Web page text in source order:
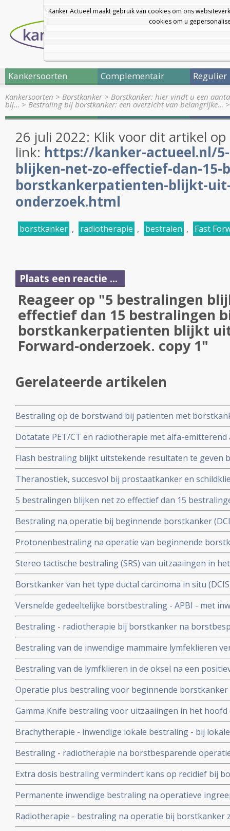
Kanker Actueel maakt gebruik van cookies om ons
cookies om u
Kankersoorten Complementair Regulier
Kankersoorten > Borstkanker> Borstkanker: hier vindt u een
bij… > Bestraling bij borstkanker: een overzicht van belangrijke…
26 juli 2022: Klik voor dit artikel
link: https://kanker-actueel.nl/
blijken-net-zo-effectief-dan-15-
borstkankerpatienten-blijkt-
onderzoek.html
borstkanker , radiotherapie , bestralen , Fast
Plaats een reactie ...
Reageer op "5 bestralingen
effectief dan 15 bestralingen
borstkankerpatienten blijkt
Forward-onderzoek. copy 1"
Gerelateerde artikelen
Bestraling op de borstwand bij patienten met
verschil in overleving op 10 jaar in vergelijking met
onnodig
Dotatate PET/CT en radiotherapie met alfa-
op de somatostatine receptor type 2 (SSTR2) bij
borstkanker geeft uitstekende resultaten
Flash bestraling blijkt uitstekende resultaten te geven
borstkanker, maar ook voor andere vormen van
Theranostiek, succesvol bij prostaatkanker en
behandeling voor borstkanker te kunnen zijn, aldus
5 bestralingen blijken net zo effectief dan 15
blijkt uit het Fast Forward-onderzoek. copy 1
Bestraling na operatie bij beginnende borstkanker
langere ziektevrije tijd tot een recidief optreed maar
overlevingen na 10 jaar dan voor vrouwen die alleen
Protonenbestraling na operatie van beginnende
controle na 2 jaar, lage behandelingsbelasting en
longbescherming en uitstekende cosmetische effecten
Stereo tactische bestraling (SRS) van uitzaaiingen in
geeft betere overal overleving en betere kwaliteit van
((WBRT)
Borstkanker van het type ductal carcinoma in situ
met alleen operatie en/of hormoontherapie. Maar ook
een recidief nog verder omlaag brengen blijkt uit
Versnelde gedeeltelijke borstbestraling - APBI - met
zelfde resultaten op overleving en iets meer kans op
boostbestraling van de hele borst(WBI) na
Bestraling - radiotherapie bij borstkanker na
geeft langere overleving voor borstkankerpatienten,
in proefschrift
Bestraling van de inwendige mammaire lymfeklieren
overall overleving en geeft minder uitzaaiingen bij
Bestraling van de lymfklieren in de oksel na een
geeft significant minder lymfoedeem problemen in
lymfklieren in de oksels en gelijke overlevingskansen
Operatie plus bestraling voor beginnende
maar tot minder overall overleving
Gamma Knife bestraling voor uitzaaiingen in het
borstkanker geeft significant langere levensduur en
bij Her2 Neu positieve borstkanker is effect zeer hoog.
Brachytherapie - inwendige lokale bestraling - bij
operatie van borstkanker stadium I en II beschermt
zelfde risico tegen recidief dan bij totale
bovenlichaamsbestraling
Bestraling - radiotherapie na borstbesparende
significant de kans op een recidief en geeft grotere
grote EBCTCG studie bij 10800 borstkankerpatienten
Extra dosis bestraling vermindert kans op recidief bij
Permanente inwendige bestraling na operatieve
geeft hoopvolle resultaten blijkt uit Canadese studie
Geen enkele vrouw ontwikkelde na 20 maanden een
Radiotherapie - bestraling na operatie bij borstkanker